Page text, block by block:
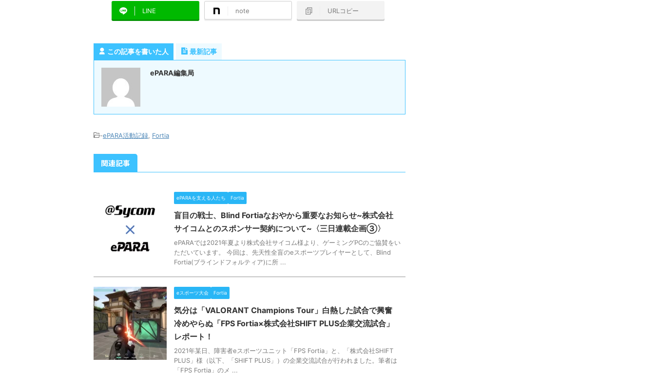
LINE note URLコピー
この記事を書いた人 最新記事
ePARA編集局
-ePARA活動記録 Fortia
関連記事
ePARAを支える人たち Fortia
盲目の戦士、Blind Fortiaなおやから重要なお知らせ~株式会社
サイコムとのスポンサー契約について~〈三日連載企画③〉
ePARAでは2021年夏より株式会社サイコム様より、ゲーミングPCのご協賛をい
ただいています。 今回は、先天性全盲のeスポーツプレイヤーとして、Blind
Fortia(ブラインドフォルティア)に所 ...
eスポーツ大会 Fortia
気分は「VALORANT Champions Tour」白熱した試合で興奮
冷めやらぬ「FPS Fortia×株式会社SHIFT PLUS企業交流試合」
レポート！
2021年某日、障害者eスポーツユニット「FPS Fortia」と、「株式会社SHIFT
PLUS」様（以下、「SHIFT PLUS」）の企業交流試合が行われました。筆者は
「FPS Fortia」のメ ...